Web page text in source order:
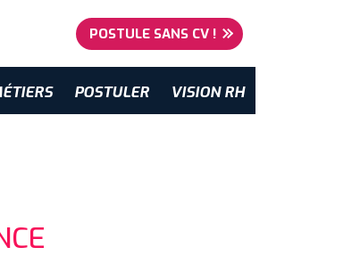
POSTULE SANS CV !
POSTULER VISION RH